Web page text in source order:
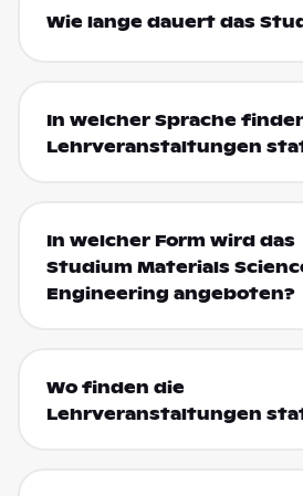
Wie lange dauert das
In welcher Sprache
Lehrveranstaltungen
In welcher Form wird das
Studium Materials
Engineering angeboten?
Wo finden die
Lehrveranstaltungen